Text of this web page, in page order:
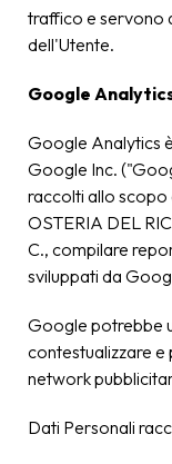
traffico e servono
dell'Utente.
Google
Google Analytics
Google Inc.
raccolti allo scopo
OSTERIA DEL
C., compilare
sviluppati da
Google potrebbe
contestualizzare e
network
Dati Personali